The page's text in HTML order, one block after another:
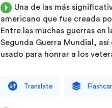
Una de las más
americano que fue creada
Entre las muchas guerras en
Segunda Guerra Mundial, así
usado para honrar a los
Translate